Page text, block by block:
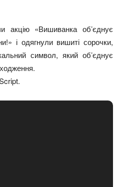
акцію «Вишиванка об’єднує
і одягнули вишиті сорочки,
символ, який об’єднує